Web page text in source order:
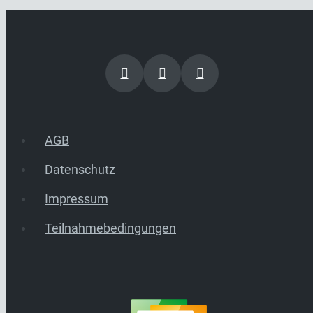
AGB
Datenschutz
Impressum
Teilnahmebedingungen